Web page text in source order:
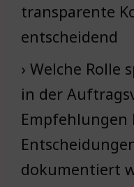
transparente
entscheidend
› Welche Rolle
in der
Empfehlungen
dokumentiert